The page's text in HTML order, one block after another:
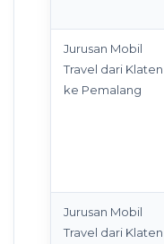
Jurusan Mobil
Travel dari Klaten
ke Pemalang
Jurusan Mobil
Travel dari Klaten